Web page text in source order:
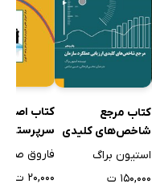
کتاب مرجع
شاخص‌های کلیدی
ارزیابی عملکرد
استیون براگ
۱۵۰,۰۰۰ ت
کتاب اصول
سرپرستی
فاروق صفی
۲۰,۰۰۰ ت